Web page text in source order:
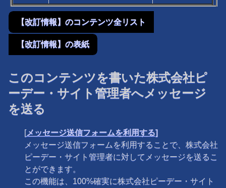
【改訂情報】のコンテンツ全リスト
【改訂情報】の表紙
このコンテンツを書いた株式会社ピ
ーデー・サイト管理者へメッセージ
を送る
[メッセージ送信フォームを利用する]
メッセージ送信フォームを利用することで、株式会社
ピーデー・サイト管理者に対してメッセージを送るこ
とができます。
この機能は、100%確実に株式会社ピーデー・サイト